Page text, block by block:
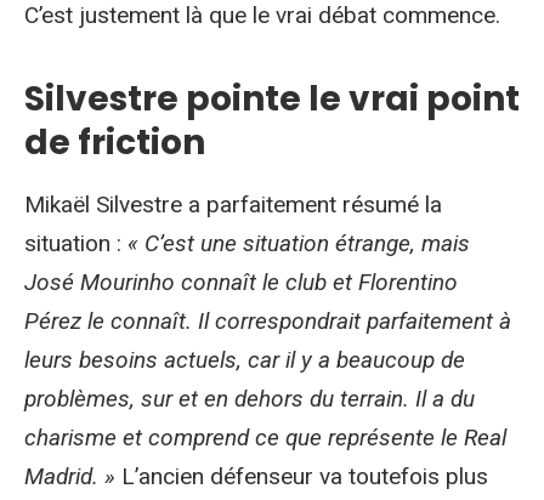
C’est justement là que le vrai débat commence.
Silvestre pointe le vrai point
de friction
Mikaël Silvestre a parfaitement résumé la
situation : « C’est une situation étrange, mais
José Mourinho connaît le club et Florentino
Pérez le connaît. Il correspondrait parfaitement à
leurs besoins actuels, car il y a beaucoup de
problèmes, sur et en dehors du terrain. Il a du
charisme et comprend ce que représente le Real
Madrid. » L’ancien défenseur va toutefois plus